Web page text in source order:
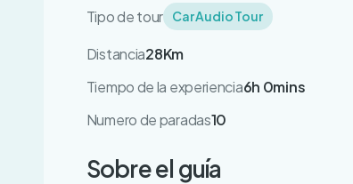
Tipo de tour Car Audio Tour
Distancia28Km
Tiempo de la experiencia6h 0mins
Numero de paradas10
Sobre el guía